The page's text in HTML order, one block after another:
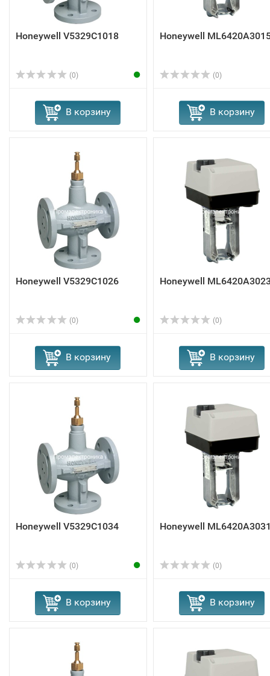
Honeywell V5329C1018
(0)
В корзину
Honeywell
(0)
В корзину
Honeywell V5329C1026
(0)
В корзину
Honeywell
(0)
В корзину
Honeywell V5329C1034
(0)
В корзину
Honeywell
(0)
В корзину